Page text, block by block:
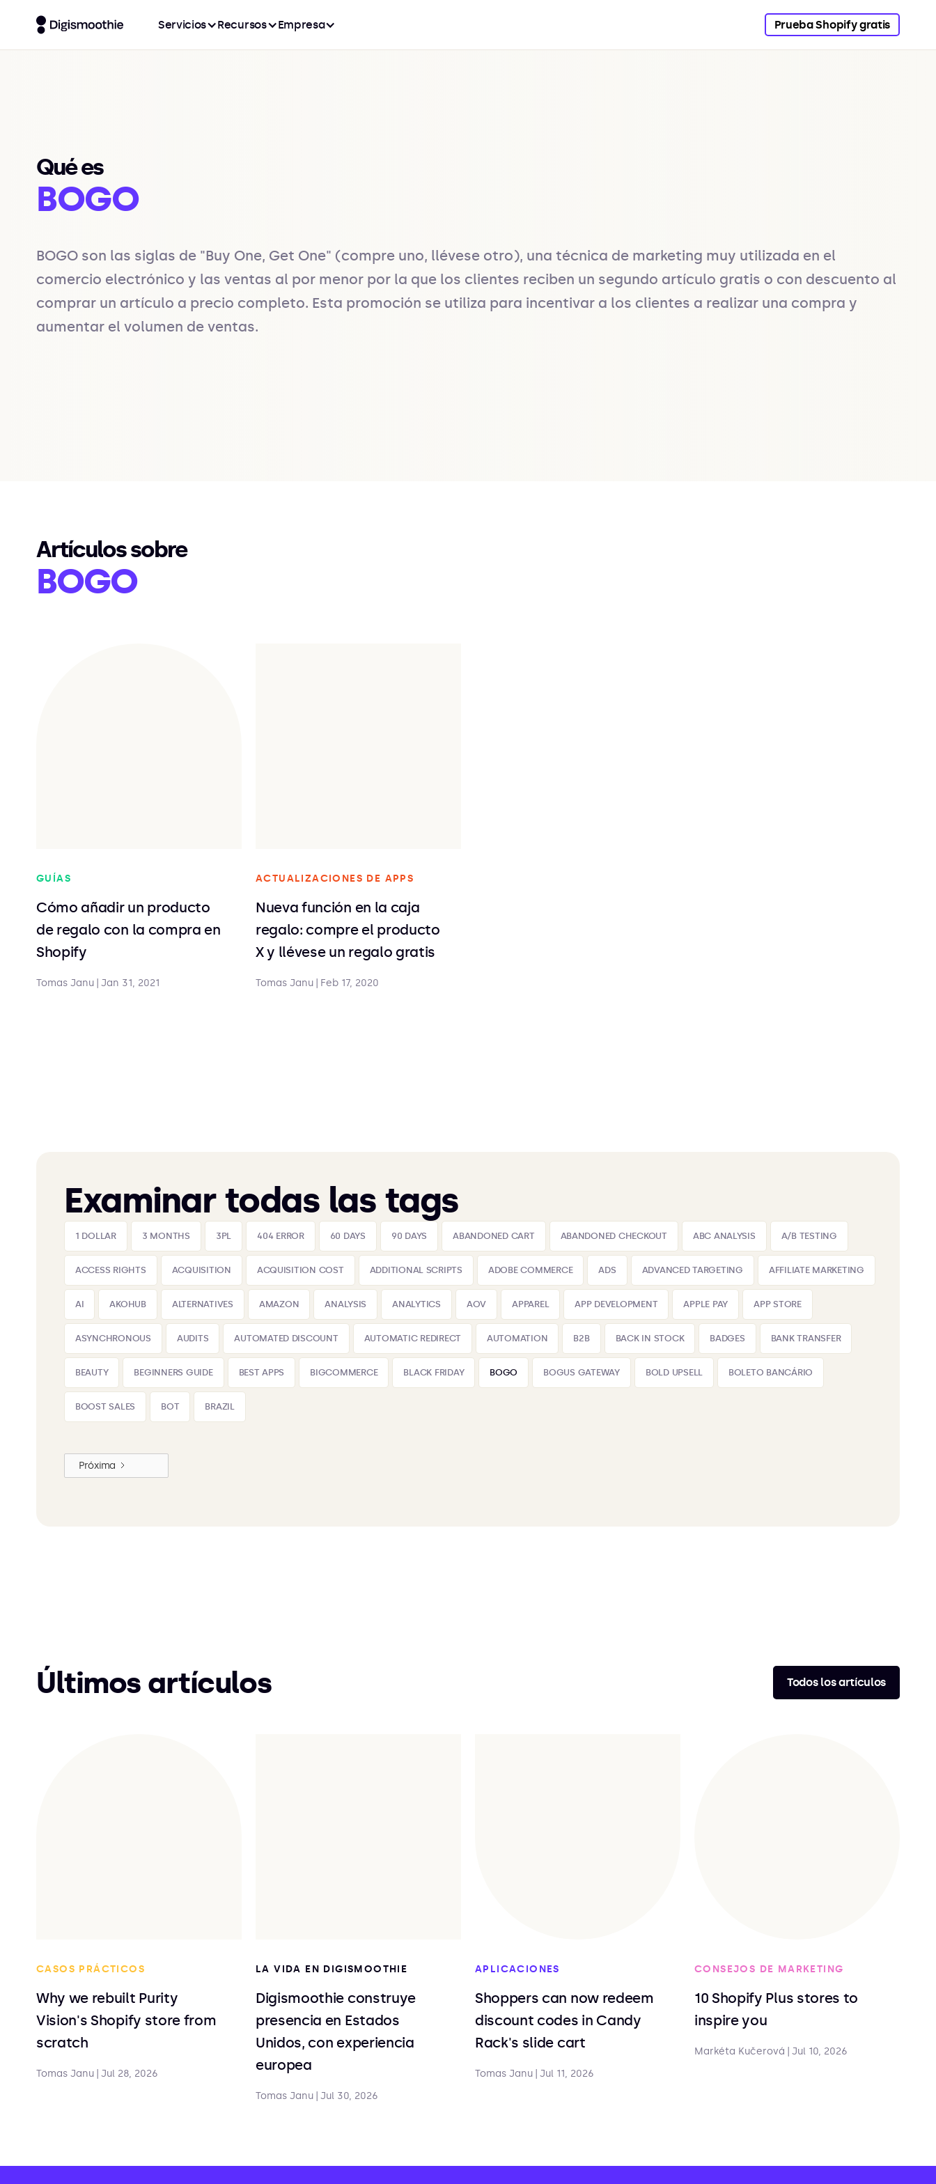
Servicios Recursos Empresa Prueba Shopify gratis
Qué es
BOGO
BOGO son las siglas de "Buy One, Get One" (compre uno, llévese otro), una técnica de marketing muy utilizada en el
comercio electrónico y las ventas al por menor por la que los clientes reciben un segundo artículo gratis o con descuento al
comprar un artículo a precio completo. Esta promoción se utiliza para incentivar a los clientes a realizar una compra y
aumentar el volumen de ventas.
Artículos sobre
BOGO
GUÍAS
Cómo añadir un producto
de regalo con la compra en
Shopify
Tomas Janu Jan 31, 2021
ACTUALIZACIONES DE APPS
Nueva función en la caja
regalo: compre el producto
X y llévese un regalo gratis
Tomas Janu Feb 17, 2020
Examinar todas las tags
1 DOLLAR 3 MONTHS 3PL 404 ERROR 60 DAYS 90 DAYS ABANDONED CART ABANDONED CHECKOUT ABC ANALYSIS A/B TESTING
ACCESS RIGHTS ACQUISITION ACQUISITION COST ADDITIONAL SCRIPTS ADOBE COMMERCE ADS ADVANCED TARGETING AFFILIATE MARKETING
AI AKOHUB ALTERNATIVES AMAZON ANALYSIS ANALYTICS AOV APPAREL APP DEVELOPMENT APPLE PAY APP STORE
ASYNCHRONOUS AUDITS AUTOMATED DISCOUNT AUTOMATIC REDIRECT AUTOMATION B2B BACK IN STOCK BADGES BANK TRANSFER
BEAUTY BEGINNERS GUIDE BEST APPS BIGCOMMERCE BLACK FRIDAY BOGO BOGUS GATEWAY BOLD UPSELL BOLETO BANCÁRIO
BOOST SALES BOT BRAZIL
Próxima
Últimos artículos Todos los artículos
CASOS PRÁCTICOS
Why we rebuilt Purity
Vision's Shopify store from
scratch
Tomas Janu Jul 28, 2026
LA VIDA EN DIGISMOOTHIE
Digismoothie construye
presencia en Estados
Unidos, con experiencia
europea
Tomas Janu Jul 30, 2026
APLICACIONES
Shoppers can now redeem
discount codes in Candy
Rack's slide cart
Tomas Janu Jul 11, 2026
CONSEJOS DE MARKETING
10 Shopify Plus stores to
inspire you
Markéta Kučerová Jul 10, 2026